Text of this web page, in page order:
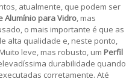
atualmente, que podem ser
Alumínio para Vidro, mas
o mais importante é que as
alta qualidade e, neste ponto,
leve, mas robusto, um Perfil
durabilidade quando
corretamente. Até